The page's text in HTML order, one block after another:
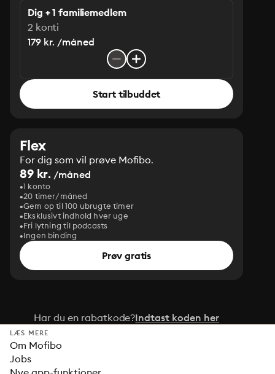
Dig + 1 familiemedlem
2 konti
179 kr. /måned
Start tilbuddet
Flex
For dig som vil prøve Mofibo.
89 kr. /måned
1 konto
20 timer/måned
Gem op til 100 ubrugte timer
Eksklusivt indhold hver uge
Fri lytning til podcasts
Ingen binding
Prøv gratis
Har du en rabatkode?Indtast koden her
LÆS MERE
Om Mofibo
Jobs